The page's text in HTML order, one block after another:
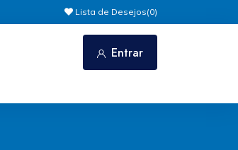
Lista de Desejos(0)
Entrar